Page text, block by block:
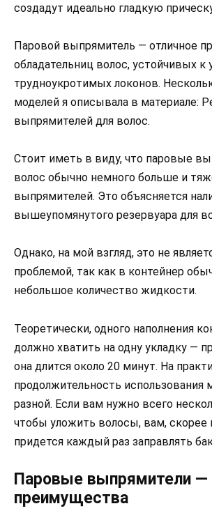
создадут идеально гладкую
Паровой выпрямитель — отличное
обладательниц волос, устойчивых к
трудноукротимых локонов.
моделей я описывала в материале:
выпрямителей для волос.
Стоит иметь в виду, что паровые
волос обычно немного больше и
выпрямителей. Это объясняется
вышеупомянутого резервуара для
Однако, на мой взгляд, это не
проблемой, так как в контейнер
небольшое количество жидкости.
Теоретически, одного наполнения
должно хватить на одну укладку —
она длится около 20 минут. На
продолжительность
разной. Если вам нужно всего
чтобы уложить волосы, вам, скорее
придется каждый раз заправлять
Паровые выпрямители —
преимущества